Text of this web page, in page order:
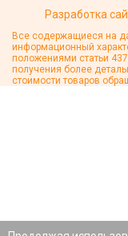
Разработка
Все содержащиеся на
информационный
положениями статьи
получения более
стоимости товаров